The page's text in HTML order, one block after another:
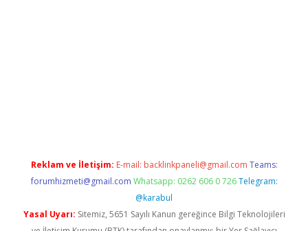
Reklam ve İletişim: E-mail: backlinkpaneli@gmail.com Teams:
forumhizmeti@gmail.com Whatsapp: 0262 606 0 726 Telegram:
@karabul
Yasal Uyarı: Sitemiz, 5651 Sayılı Kanun gereğince Bilgi Teknolojileri